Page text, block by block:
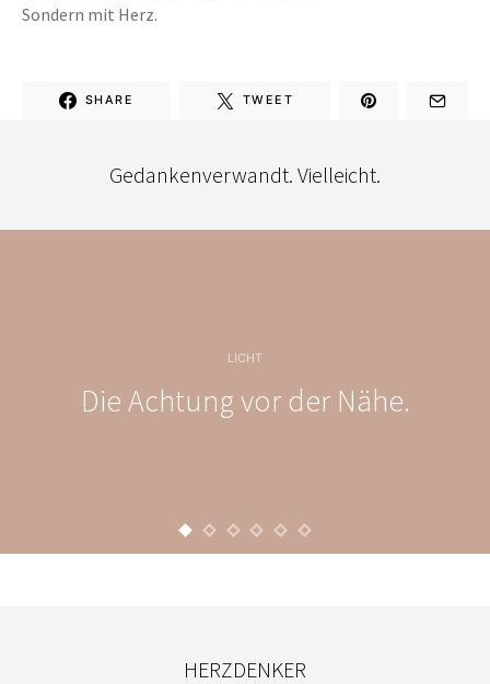
Sondern mit Herz.
SHARE TWEET
Gedankenverwandt. Vielleicht.
LICHT
Die Achtung vor der Nähe.
HERZDENKER